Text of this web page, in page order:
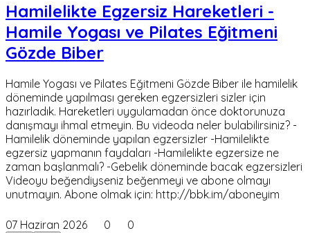
Hamilelikte Egzersiz Hareketleri -
Hamile Yogası ve Pilates Eğitmeni
Gözde Biber
Hamile Yogası ve Pilates Eğitmeni Gözde Biber ile hamilelik
döneminde yapılması gereken egzersizleri sizler için
hazırladık. Hareketleri uygulamadan önce doktorunuza
danışmayı ihmal etmeyin. Bu videoda neler bulabilirsiniz? -
Hamilelik döneminde yapılan egzersizler -Hamilelikte
egzersiz yapmanın faydaları -Hamilelikte egzersize ne
zaman başlanmalı? -Gebelik döneminde bacak egzersizleri
Videoyu beğendiyseniz beğenmeyi ve abone olmayı
unutmayın. Abone olmak için: http://bbk.im/aboneyim
07 Haziran 2026 0 0